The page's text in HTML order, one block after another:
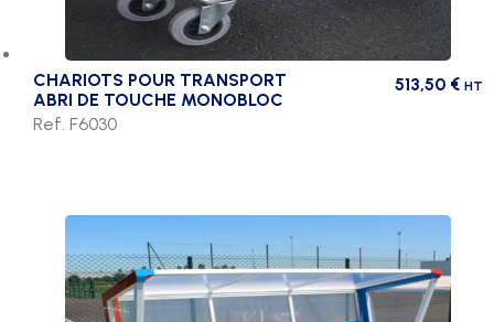
CHARIOTS POUR TRANSPORT
ABRI DE TOUCHE MONOBLOC
513,50 € HT
Ref. F6030